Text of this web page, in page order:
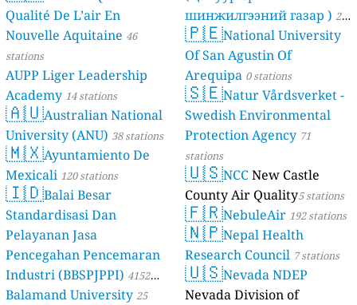
Qualité De L’air En
Nouvelle Aquitaine 46
stations
AUPP Liger Leadership
Academy 14 stations
🇦🇺Australian National
University (ANU) 38 stations
🇲🇽Ayuntamiento De
Mexicali 120 stations
🇮🇩Balai Besar
Standardisasi Dan
Pelayanan Jasa
Pencegahan Pencemaran
Industri (BBSPJPPI) 4152
stations
Balamand University25
шинжилгээний газар ) 21
stations
🇵🇪National University
Of San Agustin Of
Arequipa 0 stations
🇸🇪Natur Vårdsverket -
Swedish Environmental
Protection Agency 71
stations
🇺🇸NCCNew Castle
County Air Quality5 stations
🇫🇷NebuleAir 192 stations
🇳🇵Nepal Health
Research Council 7 stations
🇺🇸Nevada NDEP
Nevada Division of